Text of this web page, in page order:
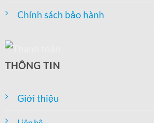
Chính sách bảo hành
THÔNG TIN
Giới thiệu